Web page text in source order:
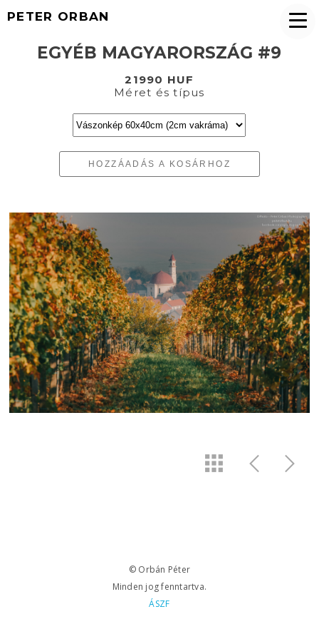
PETER ORBAN
EGYÉB MAGYARORSZÁG #9
21990 HUF
Méret és típus
HOZZÁADÁS A KOSÁRHOZ
© Orbán Péter
Minden jog fenntartva.
ÁSZF